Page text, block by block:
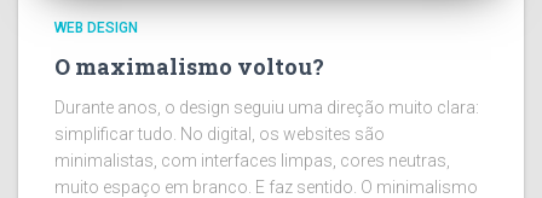
WEB DESIGN
O maximalismo voltou?
Durante anos, o design seguiu uma direção muito clara:
simplificar tudo. No digital, os websites são
minimalistas, com interfaces limpas, cores neutras,
muito espaço em branco. E faz sentido. O minimalismo